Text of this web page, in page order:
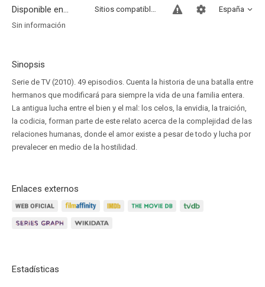
Disponible en... España
Sitios compatibles
Sin información
Sinopsis
Serie de TV (2010). 49 episodios. Cuenta la historia de una batalla entre
hermanos que modificará para siempre la vida de una familia entera.
La antigua lucha entre el bien y el mal: los celos, la envidia, la traición,
la codicia, forman parte de este relato acerca de la complejidad de las
relaciones humanas, donde el amor existe a pesar de todo y lucha por
prevalecer en medio de la hostilidad.
Enlaces externos
Estadísticas